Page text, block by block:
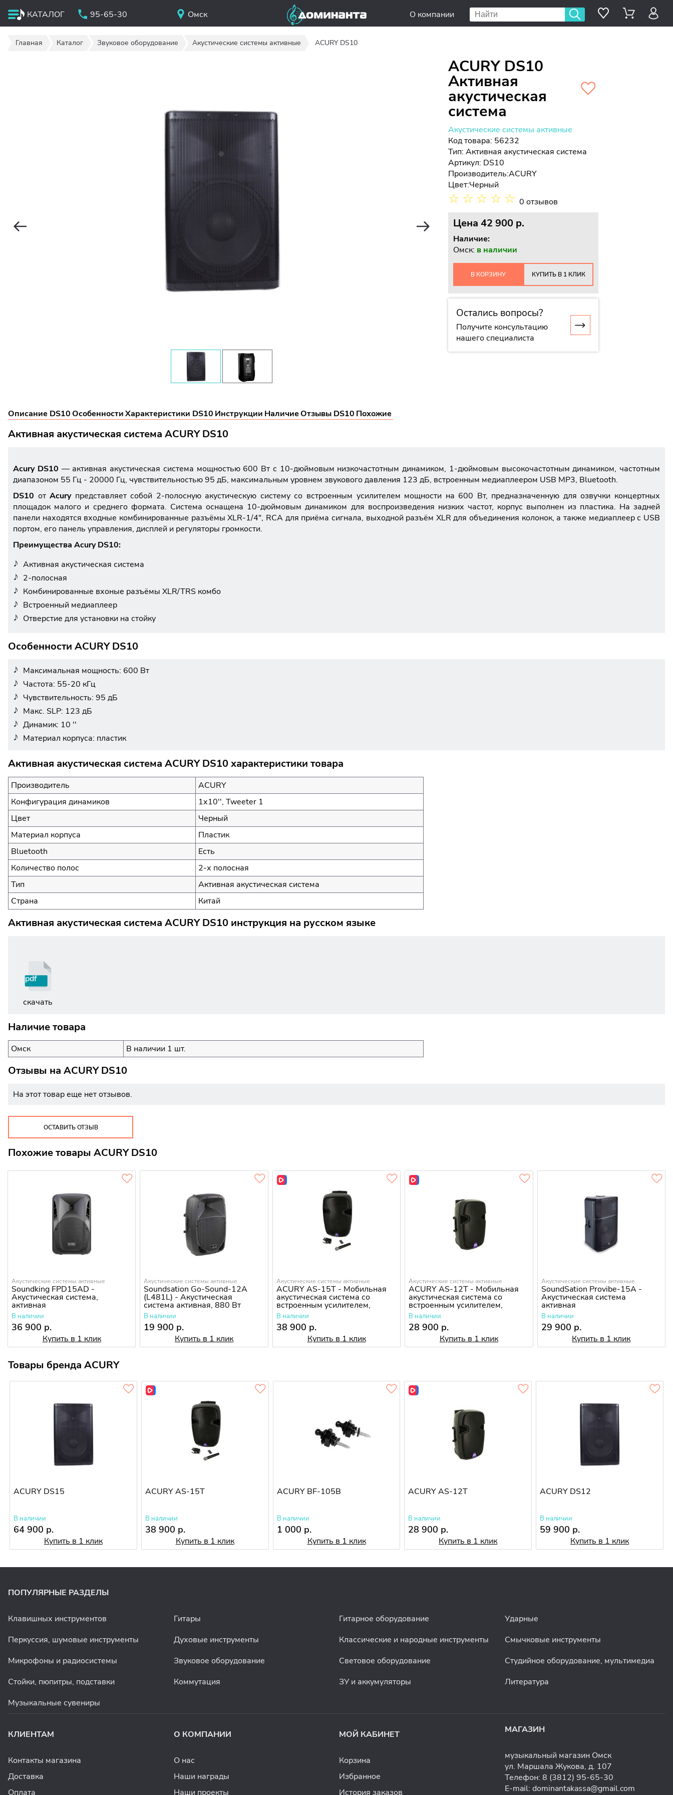
КАТАЛОГ 95-65-30 Омск О компании
Главная Каталог Звуковое оборудование Акустические системы активные ACURY DS10
ACURY DS10
Активная
акустическая
система
Акустические системы активные
Код товара: 56232
Тип:Активная акустическая система
Артикул: DS10
Производитель:ACURY
Цвет:Черный
☆ ☆ ☆ ☆ ☆ 0 отзывов
Цена42 900 p.
Наличие:
Омск: в наличии
В КОРЗИНУ КУПИТЬ В 1 КЛИК
Остались вопросы?
Получите консультацию
нашего специалиста
Описание DS10ОсобенностиХарактеристики DS10 Инструкции НаличиеОтзывы DS10 Похожие
Активная акустическая система ACURY DS10
Acury DS10 — активная акустическая система мощностью 600 Вт с 10-дюймовым низкочастотным динамиком, 1-дюймовым высокочастотным динамиком, частотным
диапазоном 55 Гц - 20000 Гц, чувствительностью 95 дБ, максимальным уровнем звукового давления 123 дБ, встроенным медиаплеером USB MP3, Bluetooth.
DS10 отAcuryпредставляет собой 2-полосную акустическую систему со встроенным усилителем мощности на 600 Вт, предназначенную для озвучки концертных
площадок малого и среднего формата. Система оснащена 10-дюймовым динамиком для воспроизведения низких частот, корпус выполнен из пластика. На задней
панели находятся входные комбинированные разъёмы XLR-1/4", RCA для приёма сигнала, выходной разъём XLR для объединения колонок, а также медиаплеер с USB
портом, его панель управления, дисплей и регуляторы громкости.
Преимущества Acury DS10:
Активная акустическая система
2-полосная
Комбинированные вхоные разъёмы XLR/TRS комбо
Встроенный медиаплеер
Отверстие для установки на стойку
Особенности ACURY DS10
Максимальная мощность: 600 Вт
Частота: 55-20 кГц
Чувствительность: 95 дБ
Макс. SLP: 123 дБ
Динамик: 10 ''
Материал корпуса: пластик
Активная акустическая система ACURY DS10 характеристики товара
Производитель
ACURY
Конфигурация динамиков
1х10'', Tweeter 1
Цвет
Черный
Материал корпуса
Пластик
Bluetooth
Есть
Количество полос
2-х полосная
Тип
Активная акустическая система
Страна
Китай
Активная акустическая система ACURY DS10 инструкция на русском языке
pdf
скачать
Наличие товара
Омск В наличии 1 шт.
Отзывы на ACURY DS10
На этот товар еще нет отзывов.
ОСТАВИТЬ ОТЗЫВ
Похожие товары ACURY DS10
Акустические системы активные
Soundking FPD15AD -
Акустическая система,
активная
В наличии
36 900 р.
Купить в 1 клик
Акустические системы активные
Soundsation Go-Sound-12A
(L481L) - Акустическая
система активная, 880 Вт
В наличии
19 900 р.
Купить в 1 клик
Акустические системы активные
ACURY AS-15T - Мобильная
акустическая система со
встроенным усилителем,
аккумулятором, 2 микрофона
В наличии
38 900 р.
Купить в 1 клик
Акустические системы активные
ACURY AS-12T - Мобильная
акустическая система со
встроенным усилителем,
аккумулятором и 1
микрофоном
В наличии
28 900 р.
Купить в 1 клик
Акустические системы активные
SoundSation Provibe-15A -
Акустическая система
активная
В наличии
29 900 р.
Купить в 1 клик
Товары бренда ACURY
ACURY DS15
В наличии
64 900 р.
Купить в 1 клик
ACURY AS-15T
В наличии
38 900 р.
Купить в 1 клик
ACURY BF-105B
В наличии
1 000 р.
Купить в 1 клик
ACURY AS-12T
В наличии
28 900 р.
Купить в 1 клик
ACURY DS12
В наличии
59 900 р.
Купить в 1 клик
ПОПУЛЯРНЫЕ РАЗДЕЛЫ
Клавишных инструментов Гитары Гитарное оборудование
Ударные
Перкуссия, шумовые инструменты
Духовые инструменты Классические и народные инструменты
Смычковые инструменты
Микрофоны и радиосистемы
Звуковое оборудование Световое оборудование
Студийное оборудование, мультимедиа
Стойки, пюпитры, подставки
Коммутация ЗУ и аккумуляторы
Литература
Музыкальные сувениры
КЛИЕНТАМ
Контакты магазина
Доставка
Оплата
О КОМПАНИИ
О нас
Наши награды
Наши проекты
МОЙ КАБИНЕТ
Корзина
Избранное
История заказов
МАГАЗИН
музыкальный магазин Омск
ул. Маршала Жукова, д. 107
Телефон: 8 (3812) 95-65-30
E-mail: dominantakassa@gmail.com